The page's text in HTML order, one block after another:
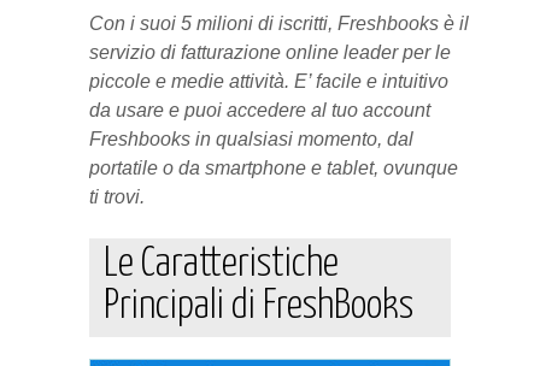
Con i suoi 5 milioni di iscritti, Freshbooks è il
servizio di fatturazione online leader per le
piccole e medie attività. E’ facile e intuitivo
da usare e puoi accedere al tuo account
Freshbooks in qualsiasi momento, dal
portatile o da smartphone e tablet, ovunque
ti trovi.
Le Caratteristiche
Principali di FreshBooks